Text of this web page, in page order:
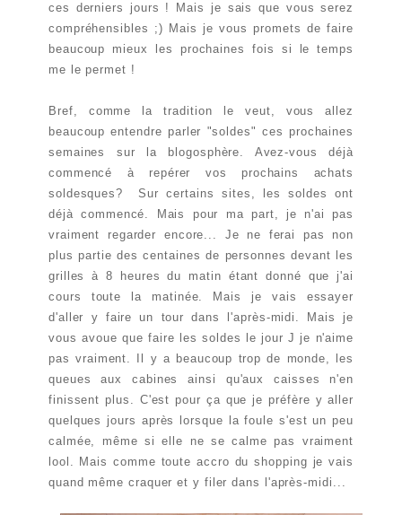
ces derniers jours ! Mais je sais que vous serez
compréhensibles ;) Mais je vous promets de faire
beaucoup mieux les prochaines fois si le temps
me le permet !
Bref, comme la tradition le veut, vous allez
beaucoup entendre parler "soldes" ces prochaines
semaines sur la blogosphère. Avez-vous déjà
commencé à repérer vos prochains achats
soldesques? Sur certains sites, les soldes ont
déjà commencé. Mais pour ma part, je n'ai pas
vraiment regarder encore... Je ne ferai pas non
plus partie des centaines de personnes devant les
grilles à 8 heures du matin étant donné que j'ai
cours toute la matinée. Mais je vais essayer
d'aller y faire un tour dans l'après-midi. Mais je
vous avoue que faire les soldes le jour J je n'aime
pas vraiment. Il y a beaucoup trop de monde, les
queues aux cabines ainsi qu'aux caisses n'en
finissent plus. C'est pour ça que je préfère y aller
quelques jours après lorsque la foule s'est un peu
calmée, même si elle ne se calme pas vraiment
lool. Mais comme toute accro du shopping je vais
quand même craquer et y filer dans l'après-midi...